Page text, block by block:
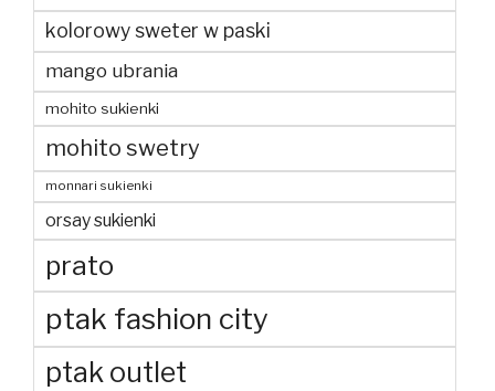
kolorowy sweter w paski
mango ubrania
mohito sukienki
mohito swetry
monnari sukienki
orsay sukienki
prato
ptak fashion city
ptak outlet